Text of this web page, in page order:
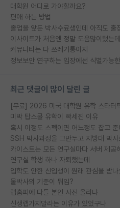
대학원 어디로 가야할까요?
편애 하는 방법
졸업을 앞둔 박사수료생인데 아직도 출
이사이트가 처음엔 정말 도움많이됐는데
커뮤니티는 다 쓰레기통이지
최근 댓글이 많이 달린 글
미박 탑스쿨 유학이 빡세진 이유
혹시 이정도 스펙이면 어느정도 잡고
카이스트는 모든 연구실마다 서버 제공
연구실 학생 하나 자퇴했는데
입학도 안한 신입생이 원래 관심을 받나
물박사의 기준이 뭐임?
랩홈피에 다들 본인 사진 올리냐
신생랩가지말라는 이유가 있었구나